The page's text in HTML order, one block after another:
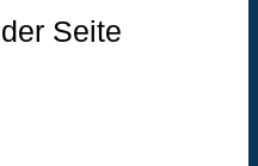
Seite